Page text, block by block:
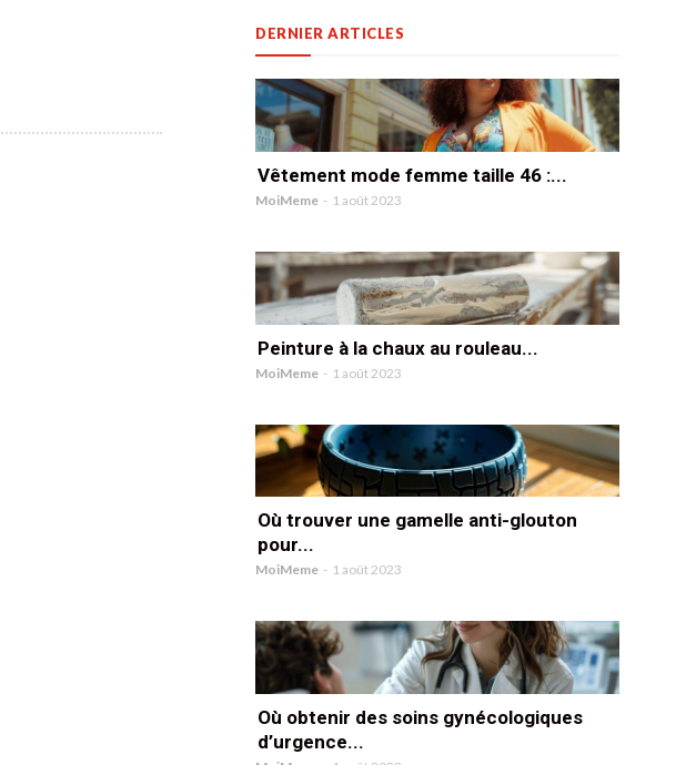
DERNIER ARTICLES
Vêtement mode femme taille 46 :...
MoiMeme - 1 août 2023
Peinture à la chaux au rouleau...
MoiMeme - 1 août 2023
Où trouver une gamelle anti-glouton
pour...
MoiMeme - 1 août 2023
Où obtenir des soins gynécologiques
d’urgence...